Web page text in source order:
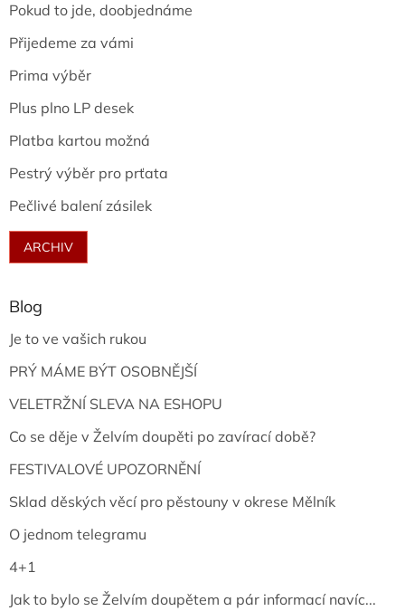
Pokud to jde, doobjednáme
Přijedeme za vámi
Prima výběr
Plus plno LP desek
Platba kartou možná
Pestrý výběr pro prťata
Pečlivé balení zásilek
ARCHIV
Blog
Je to ve vašich rukou
PRÝ MÁME BÝT OSOBNĚJŠÍ
VELETRŽNÍ SLEVA NA ESHOPU
Co se děje v Želvím doupěti po zavírací době?
FESTIVALOVÉ UPOZORNĚNÍ
Sklad děských věcí pro pěstouny v okrese Mělník
O jednom telegramu
4+1
Jak to bylo se Želvím doupětem a pár informací navíc...